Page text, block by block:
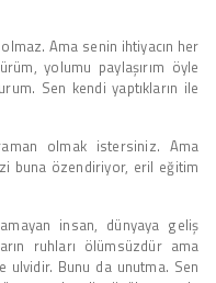
Ama senin ihtiyacın her
yolumu paylaşırım öyle
Sen kendi yaptıkların ile
olmak istersiniz. Ama
buna özendiriyor, eril eğitim
insan, dünyaya geliş
ruhları ölümsüzdür ama
ulvidir. Bunu da unutma. Sen